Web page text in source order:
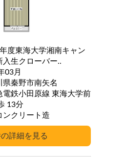
度東海大学湘南キャン
入生クローバー..
03月
県秦野市南矢名
電鉄小田原線 東海大学前
駅 徒歩 13分
ンクリート造